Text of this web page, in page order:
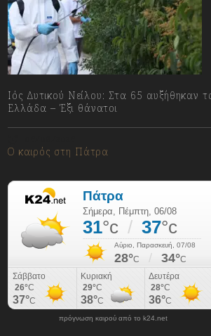
Ιός Δυτικού Νείλου: Στα 65 αυξήθηκαν
Ελλάδα – Έξι θάνατοι
Ο καιρός στη Πάτρα
πρόγνωση καιρού από το k24.net